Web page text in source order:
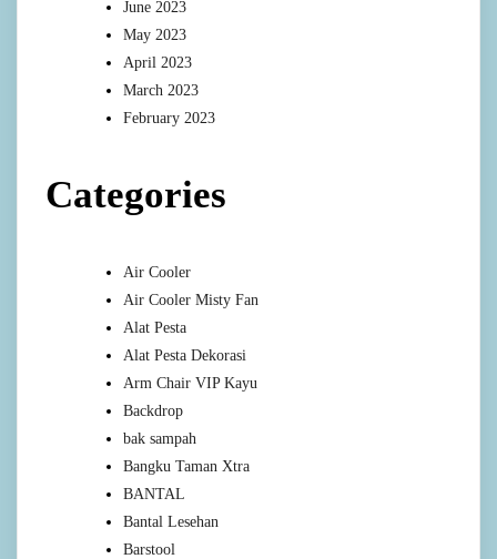
June 2023
May 2023
April 2023
March 2023
February 2023
Categories
Air Cooler
Air Cooler Misty Fan
Alat Pesta
Alat Pesta Dekorasi
Arm Chair VIP Kayu
Backdrop
bak sampah
Bangku Taman Xtra
BANTAL
Bantal Lesehan
Barstool